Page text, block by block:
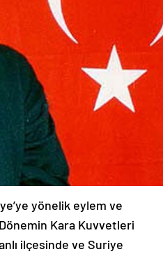
yönelik eylem ve
Kara Kuvvetleri
ilçesinde ve Suriye